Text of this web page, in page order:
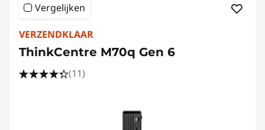
Vergelijken
VERZENDKLAAR
ThinkCentre M70q Gen 6
(11)